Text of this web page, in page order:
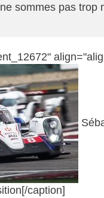
sommes pas trop
caption]